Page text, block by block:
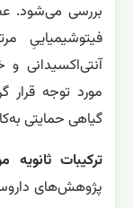
بررسی می‌شود.
فیتوشیمیاییِ
آنتی‌اکسیدانی
مورد توجه قرار
گیاهی حمایتی
ترکیبات
پژوهش‌های